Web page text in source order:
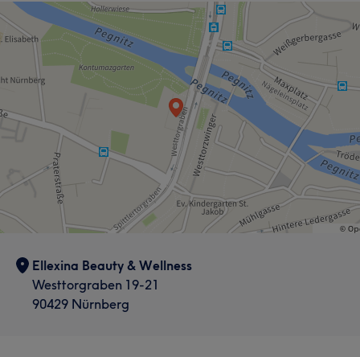
Ellexina Beauty & Wellness
Westtorgraben 19-21
90429 Nürnberg